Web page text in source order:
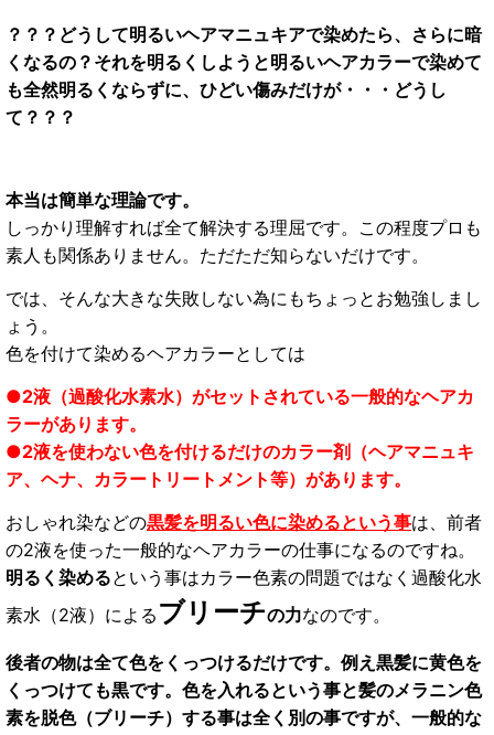
？？？どうして明るいヘアマニュキアで染めたら、さらに暗
くなるの？それを明るくしようと明るいヘアカラーで染めて
も全然明るくならずに、ひどい傷みだけが・・・どうし
て ？？？
本当は簡単な理論です。
しっかり理解すれば全て解決する理屈です。この程度プロも
素人も関係ありません。ただただ知らないだけです。
では、そんな大きな失敗しない為にもちょっとお勉強しまし
ょう。
色を付けて染めるヘアカラーとしては
●2液（過酸化水素水）がセットされている一般的なヘアカ
ラーがあります。
●2液を使わない色を付けるだけのカラー剤（ヘアマニュキ
ア、ヘナ、カラートリートメント等）があります。
おしゃれ染などの黒髪を明るい色に染めるという事は、前者
の2液を使った一般的なヘアカラーの仕事になるのですね。
明るく染めるという事はカラー色素の問題ではなく過酸化水
素水（2液）による ブリーチの力なのです。
後者の物は全て色をくっつけるだけです。例え黒髪に黄色を
くっつけても黒です。色を入れるという事と髪のメラニン色
素を脱色（ブリーチ）する事は全く別の事ですが、一般的な